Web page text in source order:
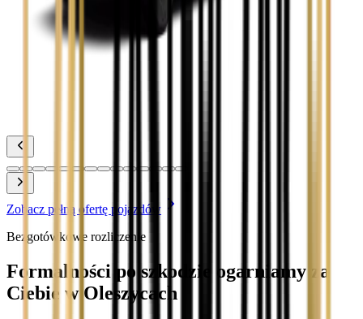
Toyota Prius
Zobacz pełną ofertę pojazdów
Bezgotówkowe rozliczenie
Formalności po szkodzie ogarniamy za
Ciebie w Oleszycach